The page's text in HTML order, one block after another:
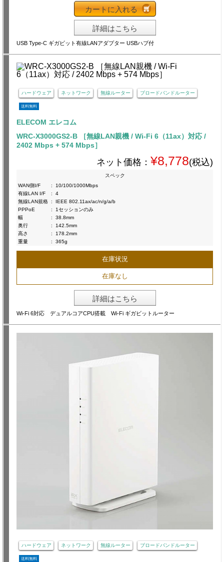
カートに入れる
詳細はこちら
USB Type-C ギガビット有線LANアダプター USBハブ付
ハードウェア ネットワーク 無線ルーター ブロードバンドルーター
送料無料
ELECOM エレコム
WRC-X3000GS2-B ［無線LAN親機 / Wi-Fi 6（11ax）対応 /
2402 Mbps + 574 Mbps］
ネット価格： ¥8,778(税込)
スペック
WAN側I/F
:
10/100/1000Mbps
有線LAN I/F
:
4
無線LAN規格 :
IEEE 802.11ax/ac/n/g/a/b
PPPoE
:
1セッションのみ
幅
:
38.8mm
奥行
:
142.5mm
高さ
:
178.2mm
重量
: 365g
在庫状況
在庫なし
詳細はこちら
Wi-Fi 6対応 デュアルコアCPU搭載 Wi-Fi ギガビットルーター
ハードウェア ネットワーク 無線ルーター ブロードバンドルーター
送料無料